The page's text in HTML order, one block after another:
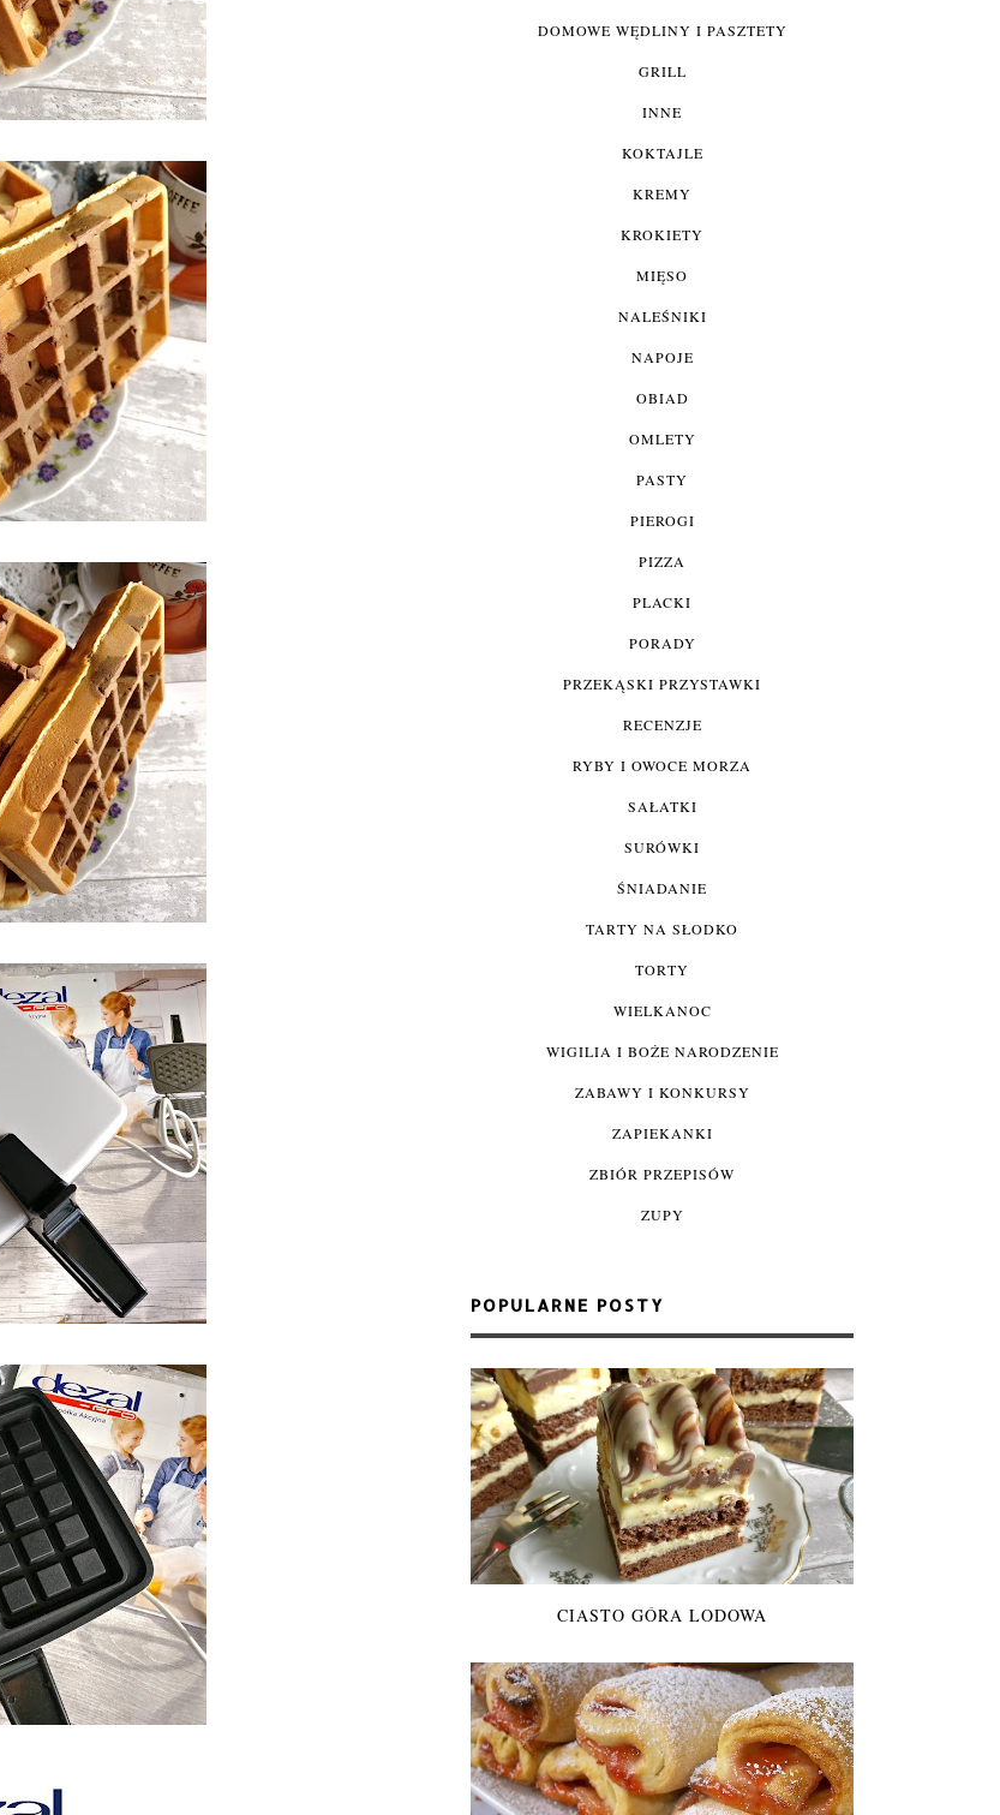
DOMOWE WĘDLINY I PASZTETY
GRILL
INNE
KOKTAJLE
KREMY
KROKIETY
MIĘSO
NALEŚNIKI
NAPOJE
OBIAD
OMLETY
PASTY
PIEROGI
PIZZA
PLACKI
PORADY
PRZEKĄSKI PRZYSTAWKI
RECENZJE
RYBY I OWOCE MORZA
SAŁATKI
SURÓWKI
ŚNIADANIE
TARTY NA SŁODKO
TORTY
WIELKANOC
WIGILIA I BOŻE NARODZENIE
ZABAWY I KONKURSY
ZAPIEKANKI
ZBIÓR PRZEPISÓW
ZUPY
POPULARNE POSTY
CIASTO GÓRA LODOWA